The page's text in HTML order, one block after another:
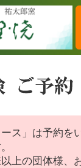
ース」は予約を
上の団体様、